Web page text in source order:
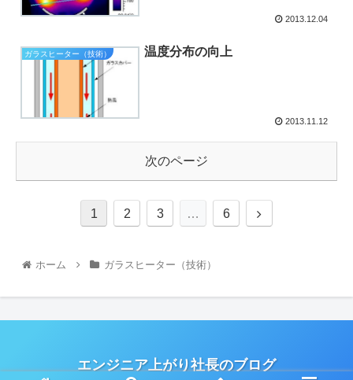
2013.12.04
ガラスヒーター（技術） 温度分布の向上
2013.11.12
次のページ
1 2 3 … 6
ホーム ガラスヒーター（技術）
エンジニア上がり社長のブログ